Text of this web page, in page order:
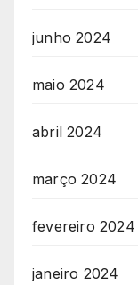
junho 2024
maio 2024
abril 2024
março 2024
fevereiro 2024
janeiro 2024